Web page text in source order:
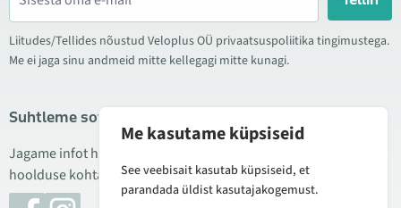
Liitudes/Tellides nõustud Veloplus OÜ privaatsuspoliitika tingimustega.
Me ei jaga sinu andmeid mitte kellegagi mitte kunagi.
Suhtleme sotsiaalmeedias
Jagame infot hea hinna kampaaniate, uute toodete ning
hoolduse kohta. Mõnikord teeme ka tooteülevaateid.
Me kasutame küpsiseid
See veebisait kasutab küpsiseid, et
parandada üldist kasutajakogemust.